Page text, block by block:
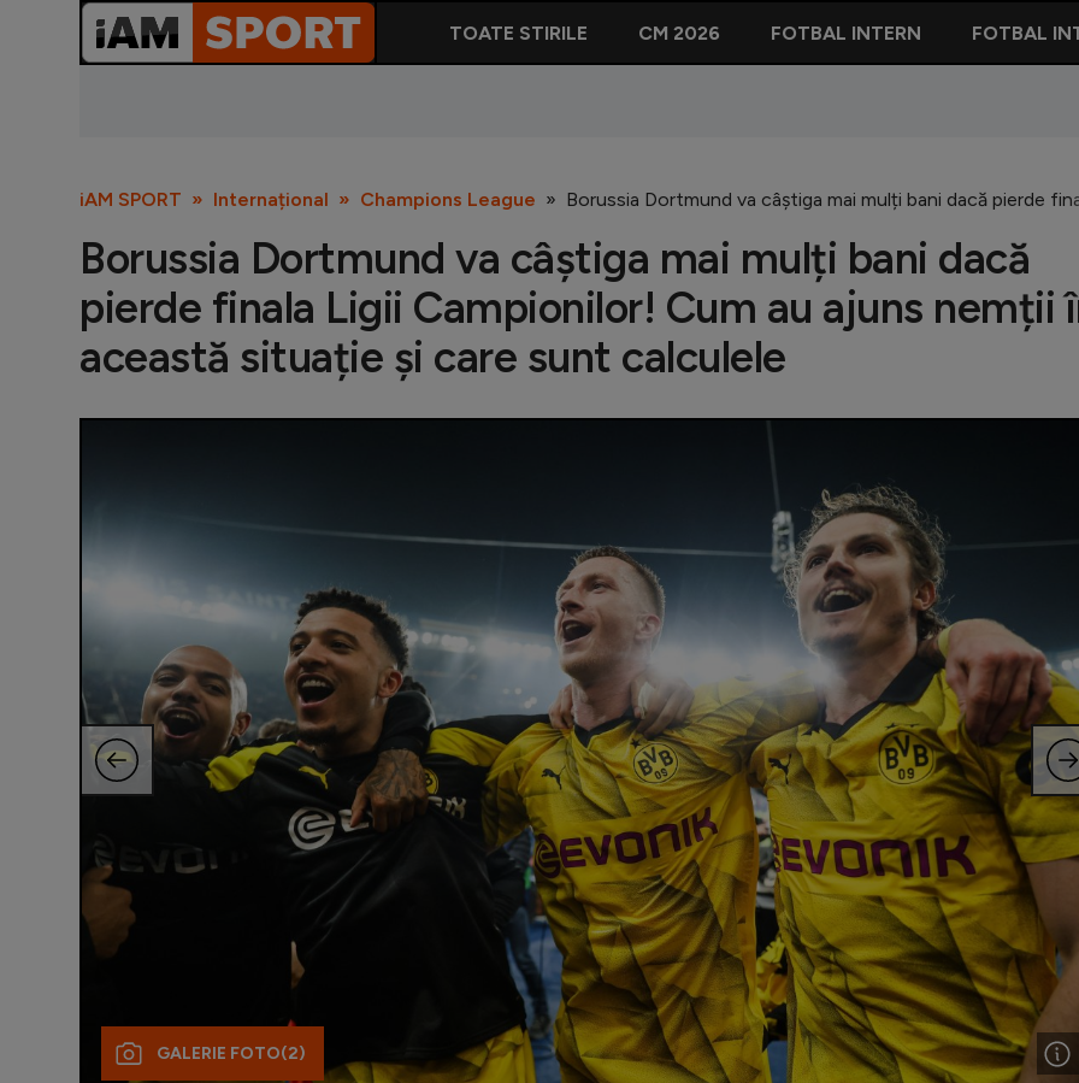
TOATE STIRILE CM 2026 FOTBAL INTERN FOTBAL
iAM SPORT Internațional Champions League Borussia Dortmund va câștiga mai mulți bani dacă pierde
Borussia Dortmund va câștiga mai mulți bani dacă
pierde finala Ligii Campionilor! Cum au ajuns nemții
această situație și care sunt calculele
GALERIE FOTO(2)